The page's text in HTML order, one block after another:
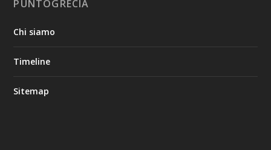
PUNTOGRECIA
Chi siamo
Timeline
Sitemap